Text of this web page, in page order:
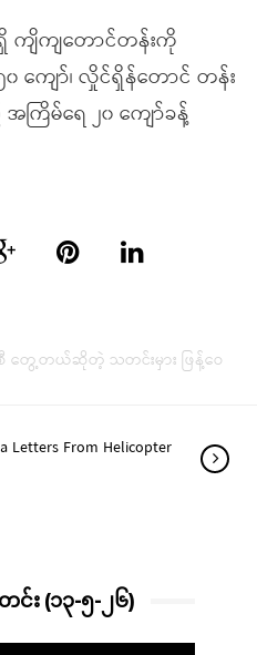
ကျိကျတောင်တန်းကို
ျော်၊ လှိုင်ရှိန်တောင် တန်း
ြိမ်ရေ ၂၀ ကျော်ခန့်
တွေ့တယ်ဆိုတဲ့ သတင်းမှား ဖြန့်ဝေ
Letters From Helicopter
း (၁၃-၅-၂၆)